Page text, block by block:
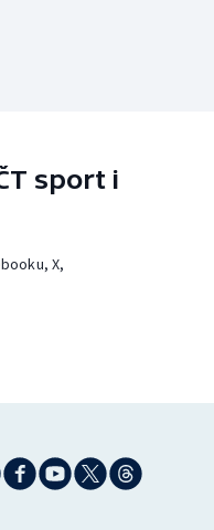
sport i
X,